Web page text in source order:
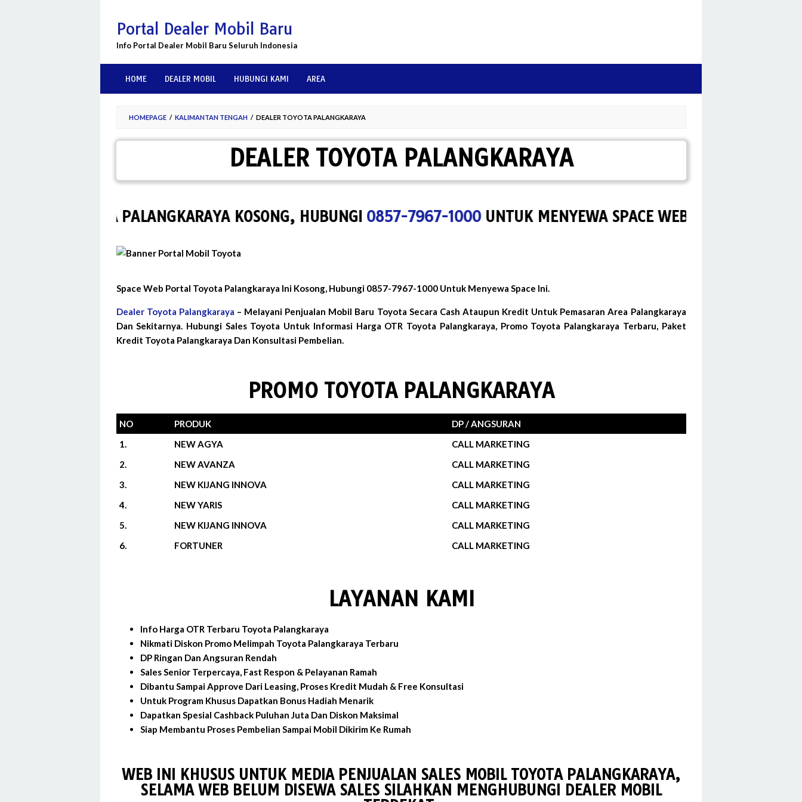
content
Portal Dealer Mobil Baru
Info Portal Dealer Mobil Baru Seluruh Indonesia
HOME DEALER MOBIL HUBUNGI KAMI AREA
HOMEPAGE / KALIMANTAN TENGAH / DEALER TOYOTA PALANGKARAYA
DEALER TOYOTA PALANGKARAYA
TOYOTA PALANGKARAYA KOSONG, HUBUNGI0857-7967-1000UNTUK MENYEWA SPACE WEB PORTAL TOYOTA
Space Web Portal Toyota Palangkaraya Ini Kosong, Hubungi 0857-7967-1000 Untuk Menyewa Space Ini.
Dealer Toyota Palangkaraya – Melayani Penjualan Mobil Baru Toyota Secara Cash Ataupun Kredit Untuk Pemasaran Area Palangkaraya
Dan Sekitarnya. Hubungi Sales Toyota Untuk Informasi Harga OTR Toyota Palangkaraya, Promo Toyota Palangkaraya Terbaru, Paket
Kredit Toyota Palangkaraya Dan Konsultasi Pembelian.
PROMO TOYOTA PALANGKARAYA
NO PRODUK
DP / ANGSURAN
1.
NEW AGYA
CALL MARKETING
2.
NEW AVANZA
CALL MARKETING
3.
NEW KIJANG INNOVA
CALL MARKETING
4.
NEW YARIS
CALL MARKETING
5.
NEW KIJANG INNOVA
CALL MARKETING
6.
FORTUNER CALL MARKETING
LAYANAN KAMI
Info Harga OTR Terbaru Toyota Palangkaraya
Nikmati Diskon Promo Melimpah Toyota Palangkaraya Terbaru
DP Ringan Dan Angsuran Rendah
Sales Senior Terpercaya, Fast Respon & Pelayanan Ramah
Dibantu Sampai Approve Dari Leasing, Proses Kredit Mudah & Free Konsultasi
Untuk Program Khusus Dapatkan Bonus Hadiah Menarik
Dapatkan Spesial Cashback Puluhan Juta Dan Diskon Maksimal
Siap Membantu Proses Pembelian Sampai Mobil Dikirim Ke Rumah
WEB INI KHUSUS UNTUK MEDIA PENJUALAN SALES MOBIL TOYOTA PALANGKARAYA,
SELAMA WEB BELUM DISEWA SALES SILAHKAN MENGHUBUNGI DEALER MOBIL